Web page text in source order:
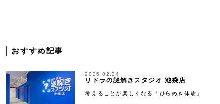
おすすめ記事
2025.02.24
リドラの謎解きスタジオ 池袋店
考えることが楽しくなる「ひらめき体験」